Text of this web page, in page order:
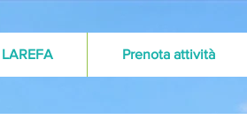
LAREFA Prenota attività